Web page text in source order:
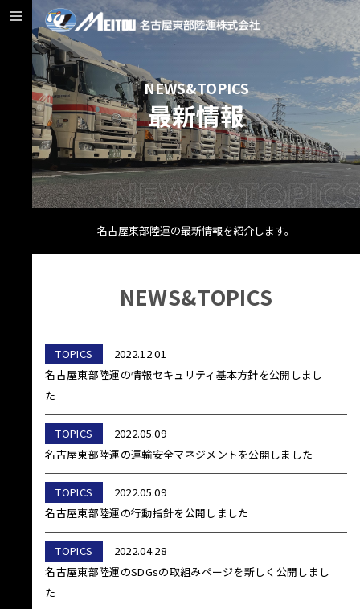
NEWS&TOPICS
最新情報
名古屋東部陸運の最新情報を紹介します。
NEWS&TOPICS
TOPICS
2022.12.01
名古屋東部陸運の情報セキュリティ基本方針を公開しまし
た
TOPICS
2022.05.09
名古屋東部陸運の運輸安全マネジメントを公開しました
TOPICS
2022.05.09
名古屋東部陸運の行動指針を公開しました
TOPICS
2022.04.28
名古屋東部陸運のSDGsの取組みページを新しく公開しまし
た